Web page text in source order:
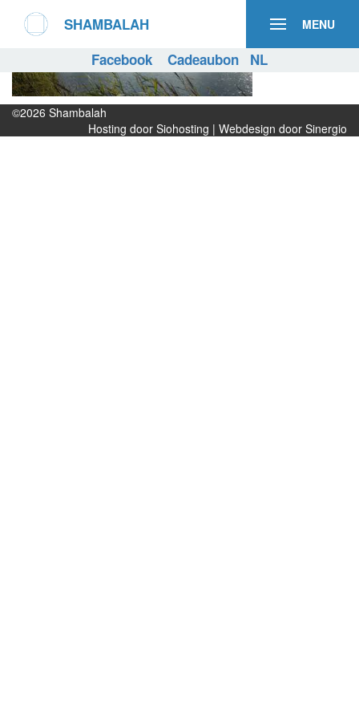
SHAMBALAH MENU
Facebook Cadeaubon NL
©2026 Shambalah
Hosting door Siohosting | Webdesign door Sinergio